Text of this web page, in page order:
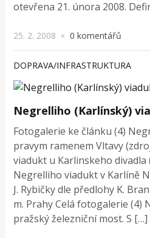
otevřena 21. února 2008.
25. 2. 2008 × 0 komentářů
DOPRAVA/INFRASTRUKTURA
Negrelliho (Karlínský)
Fotogalerie ke článku (4)
pravym ramenem Vltavy
viadukt u Karlinskeho divadla
Negrelliho viadukt v Karlíně
J. Rybičky dle předlohy K.
m. Prahy Celá fotogalerie (4)
pražský železniční most. S […]